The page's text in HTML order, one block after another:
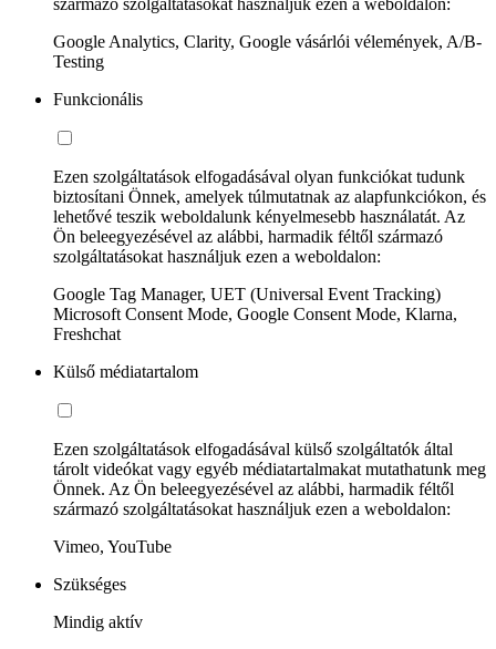
származó szolgáltatásokat használjuk ezen a weboldalon:
Google Analytics, Clarity, Google vásárlói vélemények, A/B-
Testing
Funkcionális
Ezen szolgáltatások elfogadásával olyan funkciókat tudunk
biztosítani Önnek, amelyek túlmutatnak az alapfunkciókon, és
lehetővé teszik weboldalunk kényelmesebb használatát. Az
Ön beleegyezésével az alábbi, harmadik féltől származó
szolgáltatásokat használjuk ezen a weboldalon:
Google Tag Manager, UET (Universal Event Tracking)
Microsoft Consent Mode, Google Consent Mode, Klarna,
Freshchat
Külső médiatartalom
Ezen szolgáltatások elfogadásával külső szolgáltatók által
tárolt videókat vagy egyéb médiatartalmakat mutathatunk meg
Önnek. Az Ön beleegyezésével az alábbi, harmadik féltől
származó szolgáltatásokat használjuk ezen a weboldalon:
Vimeo, YouTube
Szükséges
Mindig aktív